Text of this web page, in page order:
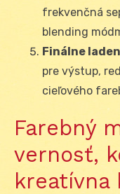
frekvenčná
blending
Finálne
pre výstup,
cieľového
Farebný
vernosť,
kreatívna